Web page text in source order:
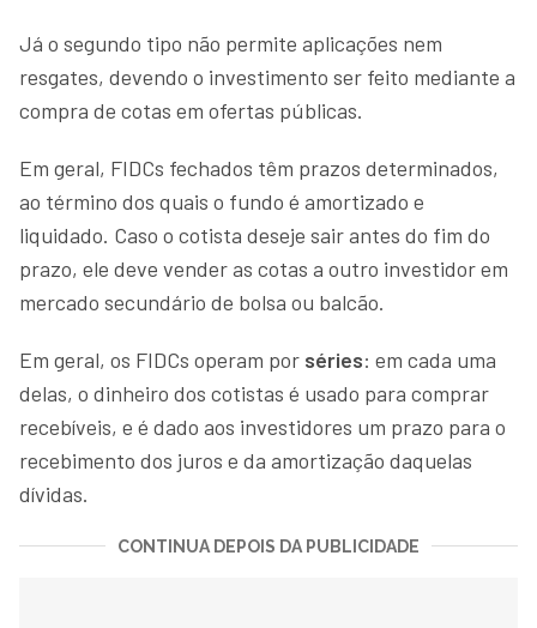
Já o segundo tipo não permite aplicações nem
resgates, devendo o investimento ser feito mediante a
compra de cotas em ofertas públicas.
Em geral, FIDCs fechados têm prazos determinados,
ao término dos quais o fundo é amortizado e
liquidado. Caso o cotista deseje sair antes do fim do
prazo, ele deve vender as cotas a outro investidor em
mercado secundário de bolsa ou balcão.
Em geral, os FIDCs operam por séries: em cada uma
delas, o dinheiro dos cotistas é usado para comprar
recebíveis, e é dado aos investidores um prazo para o
recebimento dos juros e da amortização daquelas
dívidas.
CONTINUA DEPOIS DA PUBLICIDADE